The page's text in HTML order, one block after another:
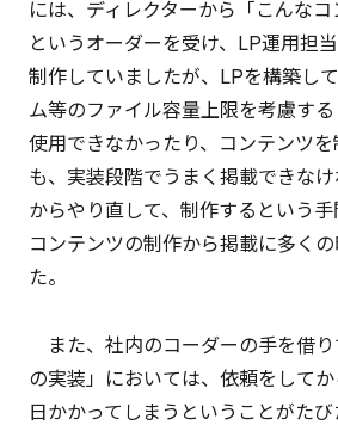
には、ディレクターから「こんなコ
というオーダーを受け、LP運用担
制作していましたが、LPを構築し
ム等のファイル容量上限を考慮す
使用できなかったり、コンテンツ
も、実装段階でうまく掲載できな
からやり直して、制作するという手
コンテンツの制作から掲載に多く
た。
また、社内のコーダーの手を借
の実装」においては、依頼をして
日かかってしまうということがた